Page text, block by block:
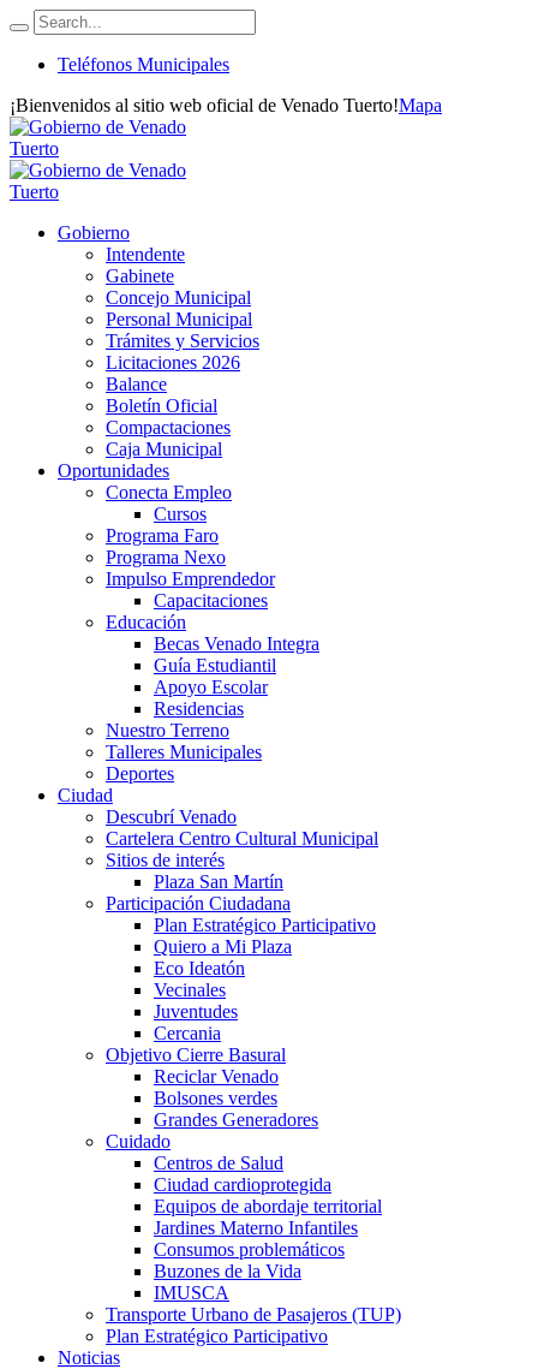
Teléfonos Municipales
¡Bienvenidos al sitio web oficial de Venado Tuerto!Mapa
Gobierno
Intendente
Gabinete
Concejo Municipal
Personal Municipal
Trámites y Servicios
Licitaciones 2026
Balance
Boletín Oficial
Compactaciones
Caja Municipal
Oportunidades
Conecta Empleo
Cursos
Programa Faro
Programa Nexo
Impulso Emprendedor
Capacitaciones
Educación
Becas Venado Integra
Guía Estudiantil
Apoyo Escolar
Residencias
Nuestro Terreno
Talleres Municipales
Deportes
Ciudad
Descubrí Venado
Cartelera Centro Cultural Municipal
Sitios de interés
Plaza San Martín
Participación Ciudadana
Plan Estratégico Participativo
Quiero a Mi Plaza
Eco Ideatón
Vecinales
Juventudes
Cercania
Objetivo Cierre Basural
Reciclar Venado
Bolsones verdes
Grandes Generadores
Cuidado
Centros de Salud
Ciudad cardioprotegida
Equipos de abordaje territorial
Jardines Materno Infantiles
Consumos problemáticos
Buzones de la Vida
IMUSCA
Transporte Urbano de Pasajeros (TUP)
Plan Estratégico Participativo
Noticias